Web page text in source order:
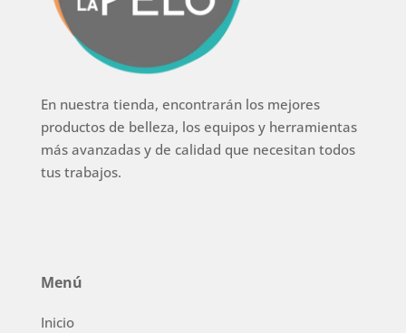
En nuestra tienda, encontrarán los mejores
productos de belleza, los equipos y herramientas
más avanzadas y de calidad que necesitan todos
tus trabajos.
Menú
Inicio